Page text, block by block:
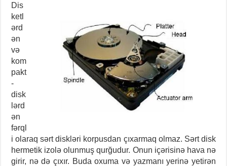
Dis
ketl
ərd
ən
və
kom
pakt
-
disk
lərd
ən
fərql
i olaraq sərt diskləri korpusdan çıxarmaq olmaz. Sərt disk
hermetik izolə olunmuş qurğudur. Onun içərisinə hava nə
girir, nə də çıxır. Buda oxuma və yazmanı yerinə yetirən